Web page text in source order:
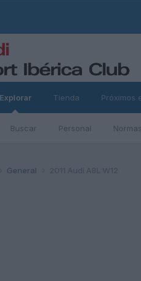
Explorar
Buscar Personal
Tienda Próximos
General